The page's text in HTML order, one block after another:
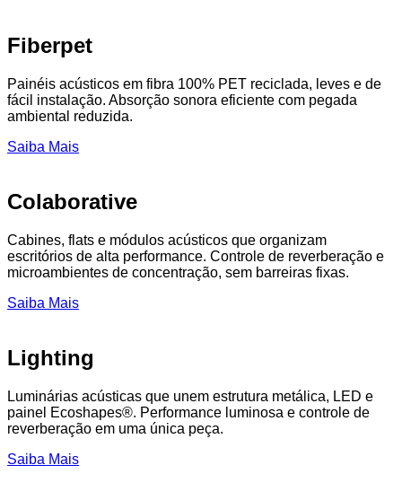
Fiberpet
Painéis acústicos em fibra 100% PET reciclada, leves e de
fácil instalação. Absorção sonora eficiente com pegada
ambiental reduzida.
Saiba Mais
Colaborative
Cabines, flats e módulos acústicos que organizam
escritórios de alta performance. Controle de reverberação e
microambientes de concentração, sem barreiras fixas.
Saiba Mais
Lighting
Luminárias acústicas que unem estrutura metálica, LED e
painel Ecoshapes®. Performance luminosa e controle de
reverberação em uma única peça.
Saiba Mais